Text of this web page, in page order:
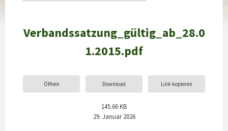
Verbandssatzung_gültig_ab_28.0
1.2015.pdf
Öffnen Download Link kopieren
145.66 KB
29. Januar 2026